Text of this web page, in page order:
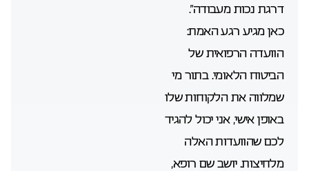
דרגת נכות מעבודה”.
כאן מגיע רגע האמת:
הוועדה הרפואית של
הביטוח הלאומי. בתור מי
שמלווה את הלקוחות שלו
באופן אישי, אני יכול להגיד
לכם שהוועדות האלה
מלחיצות. יושב שם רופא,